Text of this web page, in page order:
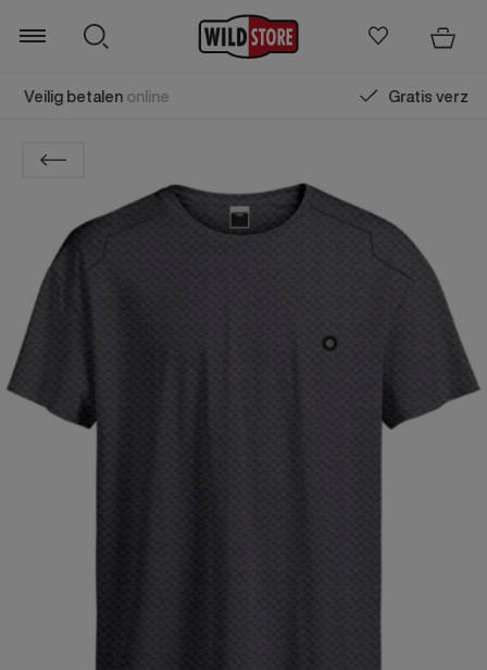
Gratis verzending vanaf € 75,00 (m.u.v. Sale)
Zoeken